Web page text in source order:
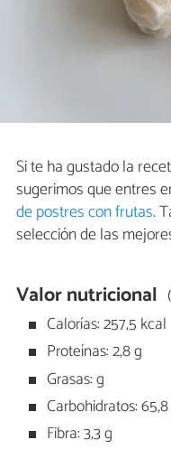
Si te ha gustado la
sugerimos que entres
de postres con frutas.
selección de las
Valor nutricional
Calorías: 257,5 kcal
Proteínas: 2,8 g
Grasas: g
Carbohidratos:
Fibra: 3,3 g